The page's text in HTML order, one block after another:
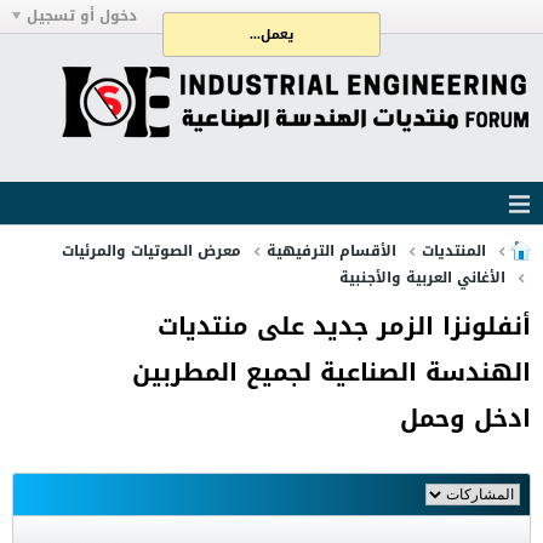
دخول أو تسجيل
المنتديات الأقسام الترفيهية
معرض الصوتيات والمرئيات
الأغاني العربية والأجنبية
أنفلونزا الزمر جديد على منتديات
الهندسة الصناعية لجميع المطربين
ادخل وحمل
يعمل...